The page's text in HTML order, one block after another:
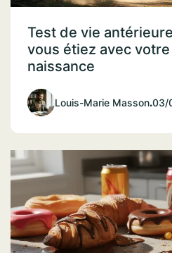
Test de vie
vous étiez avec
naissance
Louis-Marie Masson.03/